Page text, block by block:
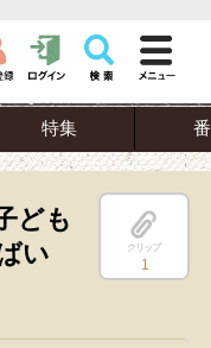
特集
ども
い
クリップ
1